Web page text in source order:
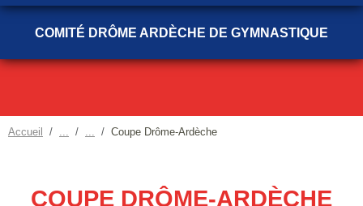
COMITÉ DRÔME ARDÈCHE DE GYMNASTIQUE
Accueil Coupe Drôme-Ardèche
COUPE DRÔME-ARDÈCHE